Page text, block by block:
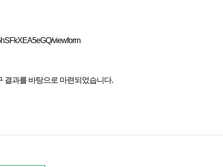
viewform
결과를 바탕으로 마련되었습니다.